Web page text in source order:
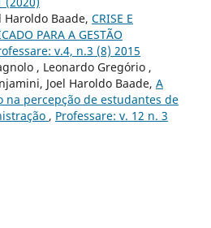
Haroldo Baade, CRISE E
PARA A GESTÃO
v.4, n.3 (8) 2015
, Leonardo Gregório ,
Joel Haroldo Baade, A
na percepção de estudantes de
, Professare: v. 12 n. 3